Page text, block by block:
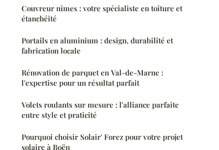
Couvreur nîmes : votre spécialiste en toiture et
étanchéité
Portails en aluminium : design, durabilité et
fabrication locale
Rénovation de parquet en Val-de-Marne :
l'expertise pour un résultat parfait
Volets roulants sur mesure : l'alliance parfaite
entre style et praticité
Pourquoi choisir Solair' Forez pour votre projet
solaire à Boën